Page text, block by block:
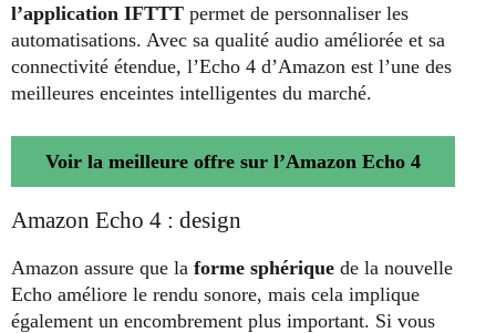
l’application IFTTT permet de personnaliser les
automatisations. Avec sa qualité audio améliorée et sa
connectivité étendue, l’Echo 4 d’Amazon est l’une des
meilleures enceintes intelligentes du marché.
Voir la meilleure offre sur l’Amazon Echo 4
Amazon Echo 4 : design
Amazon assure que la forme sphérique de la nouvelle
Echo améliore le rendu sonore, mais cela implique
également un encombrement plus important. Si vous